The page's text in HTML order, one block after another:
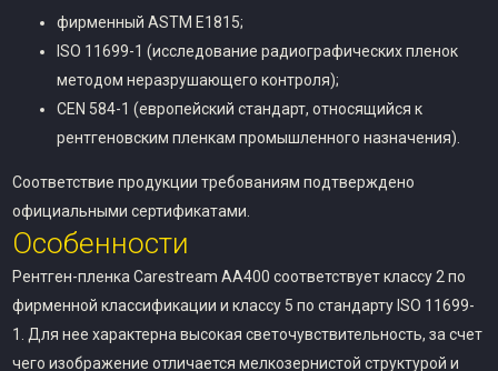
фирменный ASTM E1815;
ISO 11699-1 (исследование радиографических пленок
методом неразрушающего контроля);
CEN 584-1 (европейский стандарт, относящийся к
рентгеновским пленкам промышленного назначения).
Соответствие продукции требованиям подтверждено
официальными сертификатами.
Особенности
Рентген-пленка Carestream AA400 соответствует классу 2 по
фирменной классификации и классу 5 по стандарту ISO 11699-
1. Для нее характерна высокая светочувствительность, за счет
чего изображение отличается мелкозернистой структурой и